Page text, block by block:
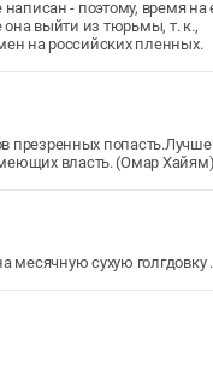
- поэтому, время на
она выйти из тюрьмы, т. к.,
на российских пленных.
презренных попасть.Лучше
власть. (Омар Хайям)
месячную сухую голгдовку .